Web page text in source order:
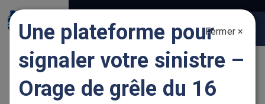
ZETEC
Fermer ×
Une plateforme pour
signaler votre sinistre –
Orage de grêle du 16